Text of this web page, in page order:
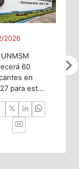
chevron_right
2026
UNMSM
60
en
para esta
en